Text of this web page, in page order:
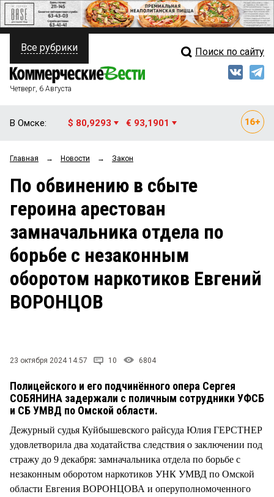
ПОЛИТИКА
ФИНАНСЫ
ОБЩЕСТВО
ЗАКОН
НОВОСТИ КОМПАНИЙ
ПРОИСШЕСТВИЯ
СТИЛЬ ЖИЗНИ
Свежий выпуск
Рейтинги
Блоги
Архив
Все рубрики Поиск по сайту
Четверг, 6 Августа
В Омске: $ 80,9293 € 93,1901
Главная → Новости → Закон
По обвинению в сбыте
героина арестован
замначальника отдела по
борьбе с незаконным
оборотом наркотиков Евгений
ВОРОНЦОВ
23 октября 2024 14:57 10 6804
Полицейского и его подчинённого опера Сергея
СОБЯНИНА задержали с поличным сотрудники УФСБ
и СБ УМВД по Омской области.
Дежурный судья Куйбышевского райсуда Юлия ГЕРСТНЕР
удовлетворила два ходатайства следствия о заключении под
стражу до 9 декабря: замначальника отдела по борьбе с
незаконным оборотом наркотиков УНК УМВД по Омской
области Евгения ВОРОНЦОВА и оперуполномоченного